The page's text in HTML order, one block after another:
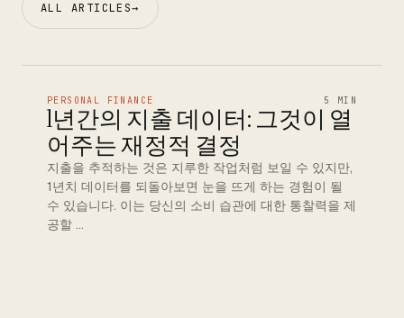
ALL ARTICLES→
PERSONAL FINANCE 5 MIN
1년간의 지출 데이터: 그것이 열
어주는 재정적 결정
지출을 추적하는 것은 지루한 작업처럼 보일 수 있지만,
1년치 데이터를 되돌아보면 눈을 뜨게 하는 경험이 될
수 있습니다. 이는 당신의 소비 습관에 대한 통찰력을 제
공할 …